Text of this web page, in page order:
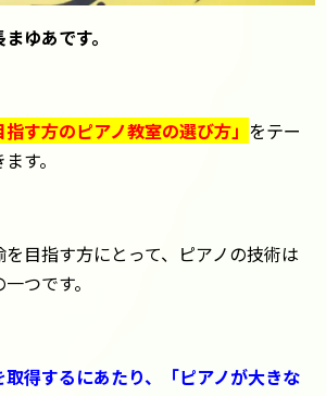
ゆあです。
指す方のピアノ教室の選び方」 をテー
す。
目指す方にとって、ピアノの技術は
つです。
得するにあたり、「ピアノが大きな